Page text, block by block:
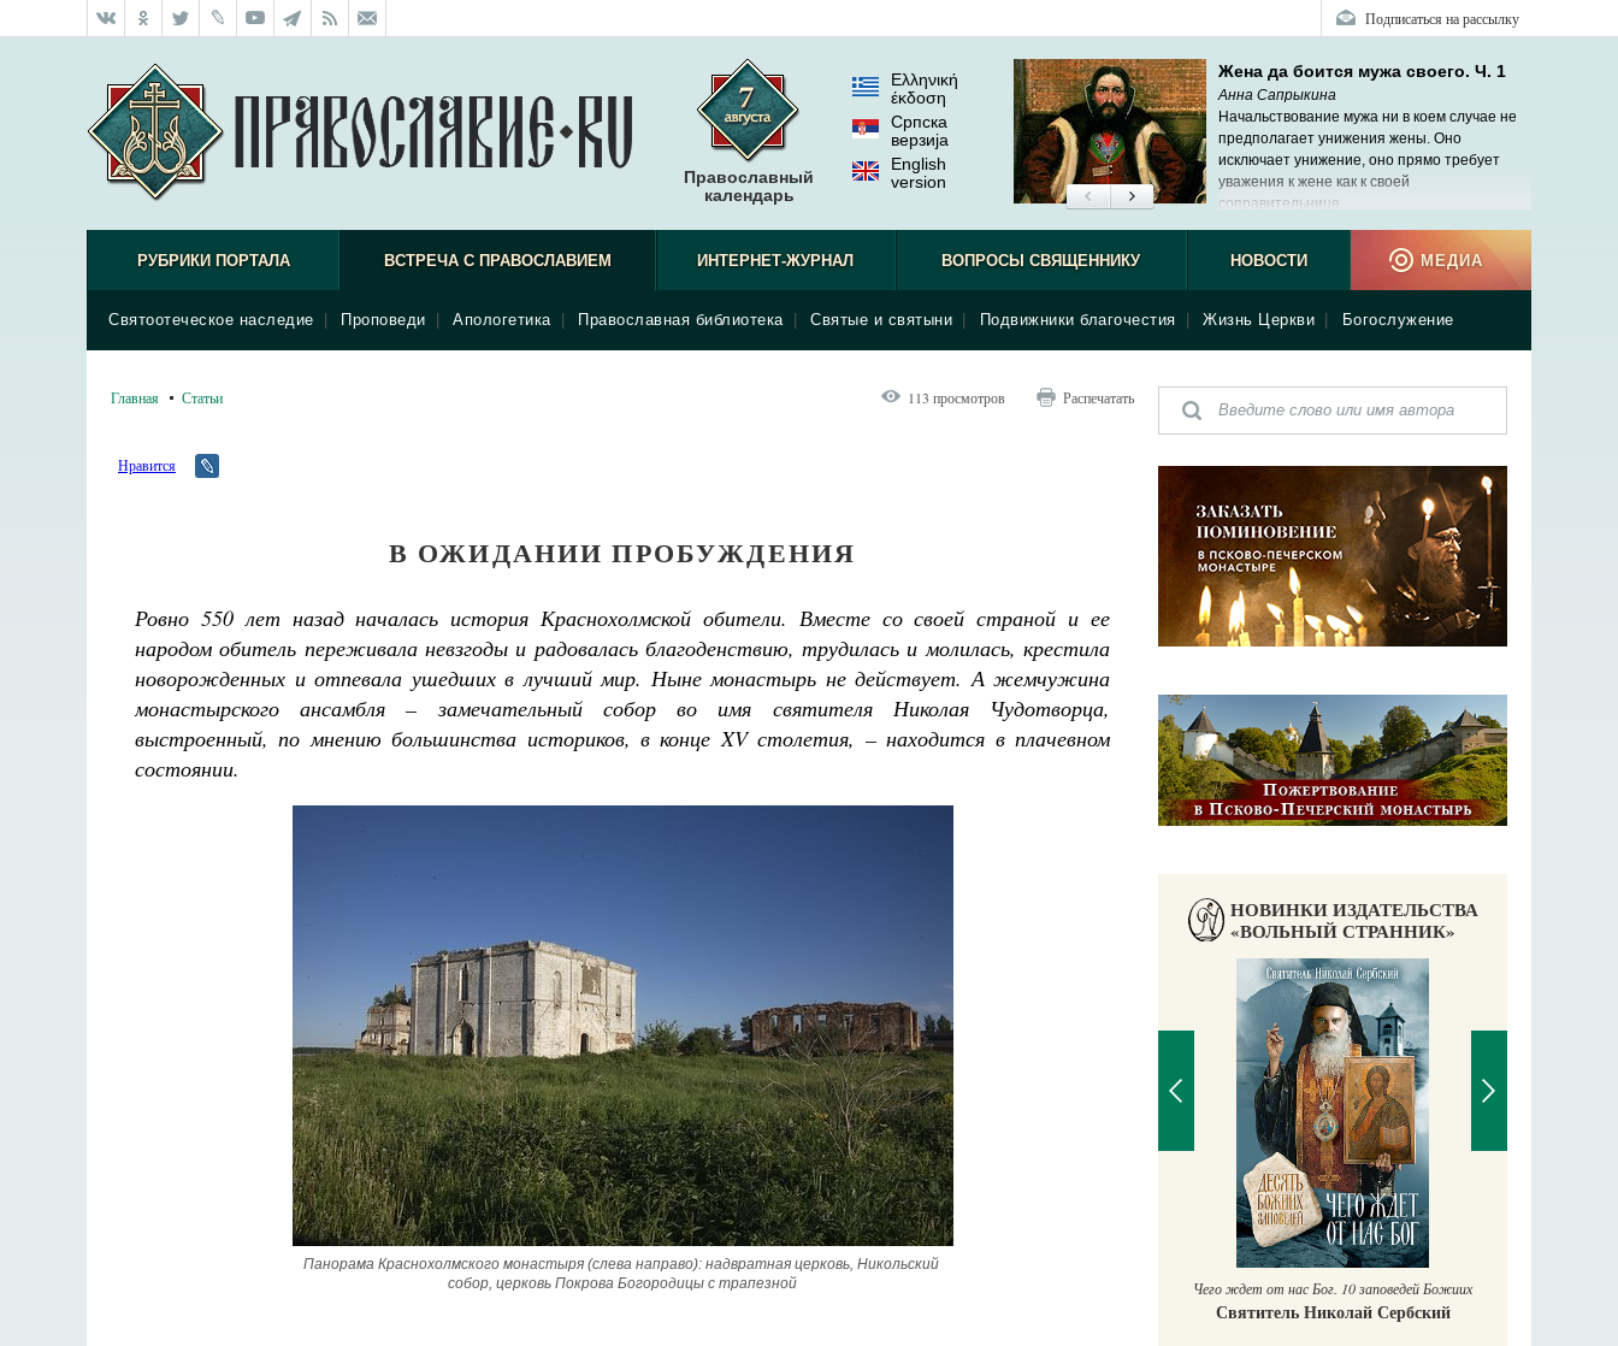
Подписаться на рассылку
Православный
календарь
Ελληνική
έκδοση
Српска
верзиjа
English
version
Жена да боится мужа своего. Ч. 1
Анна Сапрыкина
Начальствование мужа ни в коем случае не
предполагает унижения жены. Оно
исключает унижение, оно прямо требует
уважения к жене как к своей
соправительнице.
РУБРИКИ ПОРТАЛА ВСТРЕЧА С ПРАВОСЛАВИЕМ
Святоотеческое наследие Проповеди Апологетика Православная библиотека Святые и святыни Подвижники благочестия Жизнь Церкви Богослужение
ИНТЕРНЕТ-ЖУРНАЛ ВОПРОСЫ СВЯЩЕННИКУ НОВОСТИ МЕДИА
Главная Статьи 113 просмотров Распечатать
Нравится
В ОЖИДАНИИ ПРОБУЖДЕНИЯ
Ровно 550 лет назад началась история Краснохолмской обители. Вместе со своей страной и ее
народом обитель переживала невзгоды и радовалась благоденствию, трудилась и молилась, крестила
новорожденных и отпевала ушедших в лучший мир. Ныне монастырь не действует. А жемчужина
монастырского ансамбля – замечательный собор во имя святителя Николая Чудотворца,
выстроенный, по мнению большинства историков, в конце XV столетия, – находится в плачевном
состоянии.
Панорама Краснохолмского монастыря (слева направо): надвратная церковь, Никольский
собор, церковь Покрова Богородицы с трапезной
НОВИНКИ ИЗДАТЕЛЬСТВА
«ВОЛЬНЫЙ СТРАННИК»
Разлуки не будет
Как найти своё место в жизни
Великомученик Георгий Победоносец. Научись у
Чего ждет от нас Бог. 10 заповедей Божиих
Святитель Николай Сербский